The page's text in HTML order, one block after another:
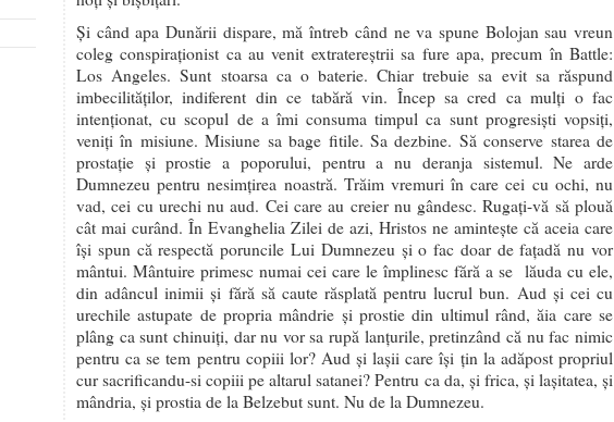
Și când apa Dunării dispare, mă întreb când ne va spune Bolojan sau vreun
coleg conspiraționist ca au venit extratereștrii sa fure apa, precum în Battle:
Los Angeles. Sunt stoarsa ca o baterie. Chiar trebuie sa evit sa răspund
imbecilităților, indiferent din ce tabără vin. Încep sa cred ca mulți o fac
intenționat, cu scopul de a îmi consuma timpul ca sunt progresiști vopsiți,
veniți în misiune. Misiune sa bage fitile. Sa dezbine. Să conserve starea de
prostație și prostie a poporului, pentru a nu deranja sistemul. Ne arde
Dumnezeu pentru nesimțirea noastră. Trăim vremuri în care cei cu ochi, nu
vad, cei cu urechi nu aud. Cei care au creier nu gândesc. Rugați-vă să plouă
cât mai curând. În Evanghelia Zilei de azi, Hristos ne amintește că aceia care
își spun că respectă poruncile Lui Dumnezeu și o fac doar de fațadă nu vor
mântui. Mântuire primesc numai cei care le împlinesc fără a se lăuda cu ele,
din adâncul inimii și fără să caute răsplată pentru lucrul bun. Aud și cei cu
urechile astupate de propria mândrie și prostie din ultimul rând, ăia care se
plâng ca sunt chinuiți, dar nu vor sa rupă lanțurile, pretinzând că nu fac nimic
pentru ca se tem pentru copiii lor? Aud și lașii care își țin la adăpost propriul
cur sacrificandu-si copiii pe altarul satanei? Pentru ca da, și frica, și lașitatea, și
mândria, și prostia de la Belzebut sunt. Nu de la Dumnezeu.